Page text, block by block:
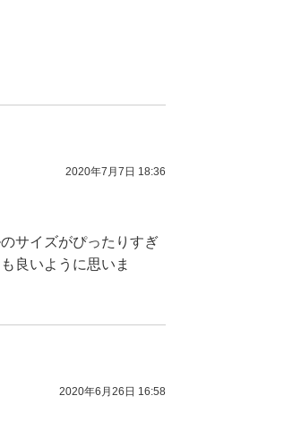
2020年7月7日 18:36
サイズがぴったりすぎ
良いように思いま
2020年6月26日 16:58